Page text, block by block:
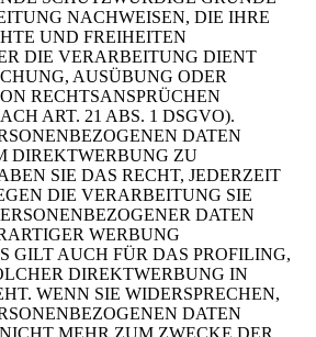
NACHWEISEN, DIE IHRE
UND FREIHEITEN
DIE VERARBEITUNG DIENT
AUSÜBUNG ODER
RECHTSANSPRÜCHEN
ART. 21 ABS. 1 DSGVO).
DATEN
DIREKTWERBUNG ZU
SIE DAS RECHT, JEDERZEIT
DIE VERARBEITUNG SIE
DATEN
WERBUNG
GILT AUCH FÜR DAS PROFILING,
DIREKTWERBUNG IN
WENN SIE WIDERSPRECHEN,
DATEN
MEHR ZUM ZWECKE DER